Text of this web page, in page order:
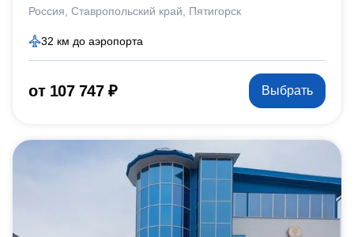
Россия Ставропольский край Пятигорск
32 км до аэропорта
от 107 747 ₽ Выбрать